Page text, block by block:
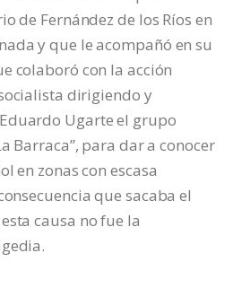
de Fernández de los Ríos en
y que le acompañó en su
colaboró con la acción
dirigiendo y
Ugarte el grupo
Barraca”, para dar a conocer
en zonas con escasa
que sacaba el
causa no fue la